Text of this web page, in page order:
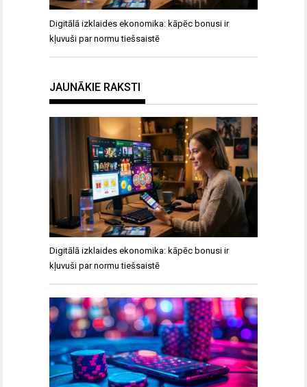
Digitālā izklaides ekonomika: kāpēc bonusi ir
kļuvuši par normu tiešsaistē
JAUNĀKIE RAKSTI
Digitālā izklaides ekonomika: kāpēc bonusi ir
kļuvuši par normu tiešsaistē